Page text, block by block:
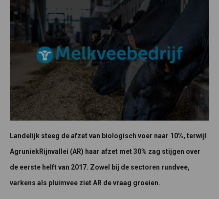
Landelijk steeg de afzet van biologisch voer naar 10%, terwijl
AgruniekRijnvallei (AR) haar afzet met 30% zag stijgen over
de eerste helft van 2017. Zowel bij de sectoren rundvee,
varkens als pluimvee ziet AR de vraag groeien.